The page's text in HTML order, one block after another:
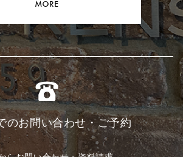
MORE
のお問い合わせ・ご予約